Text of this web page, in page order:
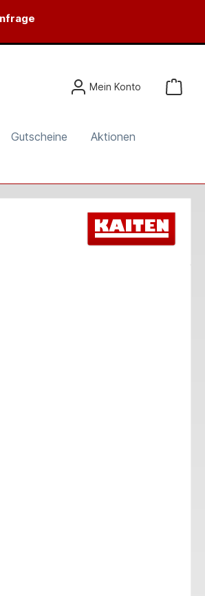
Mein Konto
Gutscheine Aktionen